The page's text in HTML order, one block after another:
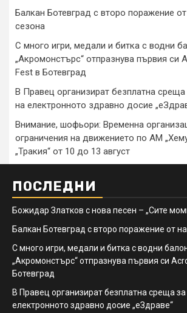
Балкан Ботевград с второ поражение
сезона
С много игри, медали и битка с водни
„Акромонстърс“ отпразнува първия си
Fest в Ботевград
В Правец организират безплатна среща
на електронното здравно досие
Внимание, шофьори: Временна
ограничения на движението по АМ
„Тракия“ от 10 до 13 август
ПОСЛЕДНИ
Божидар Златков с нова песен – „Сите
Балкан Ботевград с второ поражение от
С много игри, медали и битка с водни
„Акромонстърс“ отпразнува първия си
Ботевград
В Правец организират безплатна среща
електронното здравно досие „еЗдраве“